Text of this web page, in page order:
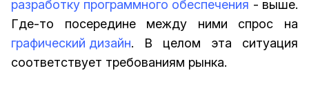
разработку программного обеспечения - выше.
Где-то посередине между ними спрос на
графический дизайн. В целом эта ситуация
соответствует требованиям рынка.